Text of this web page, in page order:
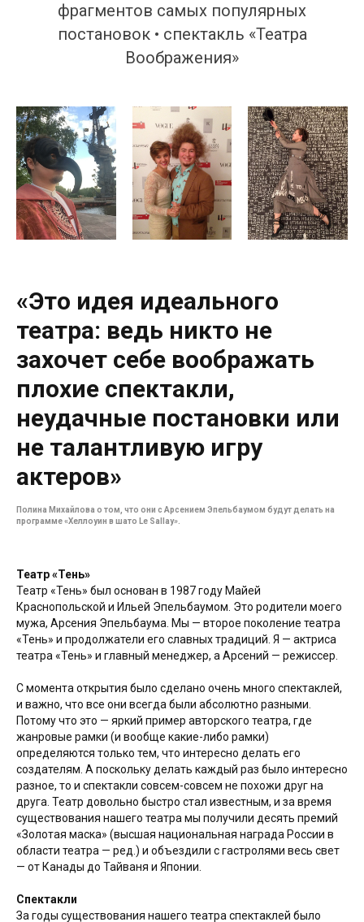
фрагментов самых популярных
постановок • спектакль «Театра
Воображения»
«Это идея идеального
театра: ведь никто не
захочет себе воображать
плохие спектакли,
неудачные постановки или
не талантливую игру
актеров»
Полина Михайлова о том, что они с Арсением Эпельбаумом будут делать на
программе «Хеллоуин в шато Le Sallay».
Театр «Тень»
Театр «Тень» был основан в 1987 году Майей
Краснопольской и Ильей Эпельбаумом. Это родители моего
мужа, Арсения Эпельбаума. Мы — второе поколение театра
«Тень» и продолжатели его славных традиций. Я — актриса
театра «Тень» и главный менеджер, а Арсений — режиссер.
С момента открытия было сделано очень много спектаклей,
и важно, что все они всегда были абсолютно разными.
Потому что это — яркий пример авторского театра, где
жанровые рамки (и вообще какие-либо рамки)
определяются только тем, что интересно делать его
создателям. А поскольку делать каждый раз было интересно
разное, то и спектакли совсем-совсем не похожи друг на
друга. Театр довольно быстро стал известным, и за время
существования нашего театра мы получили десять премий
«Золотая маска» (высшая национальная награда России в
области театра — ред.) и объездили с гастролями весь свет
— от Канады до Тайваня и Японии.
Спектакли
За годы существования нашего театра спектаклей было